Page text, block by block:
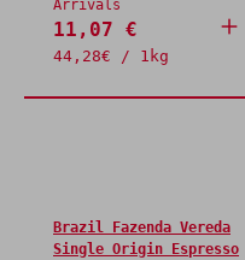
Arrivals
11,07 €
44,28€ / 1kg
Brazil Fazenda Vereda
Single Origin Espresso